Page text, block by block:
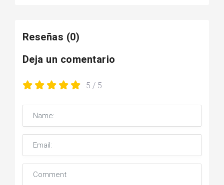
Reseñas (0)
Deja un comentario
5 / 5